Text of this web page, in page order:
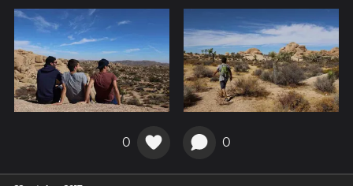
0 0